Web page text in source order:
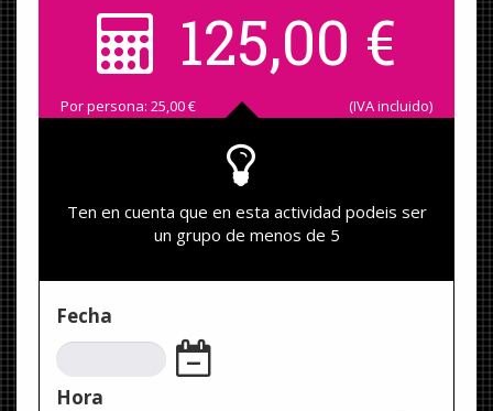
125,00 €
Por persona: 25,00€ (IVA incluido)
Ten en cuenta que en esta actividad podeis ser
un grupo de menos de 5
Fecha
Hora